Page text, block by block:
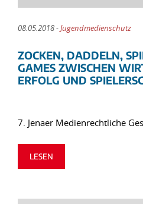
08.05.2018 -Jugendmedienschutz
ZOCKEN, DADDELN,
GAMES ZWISCHEN
ERFOLG UND
7. Jenaer Medienrechtliche
LESEN